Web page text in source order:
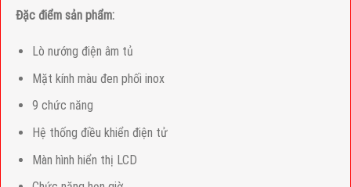
Đặc điểm sản phẩm:
Lò nướng điện âm tủ
Mặt kính màu đen phối inox
9 chức năng
Hệ thống điều khiển điện tử
Màn hình hiển thị LCD